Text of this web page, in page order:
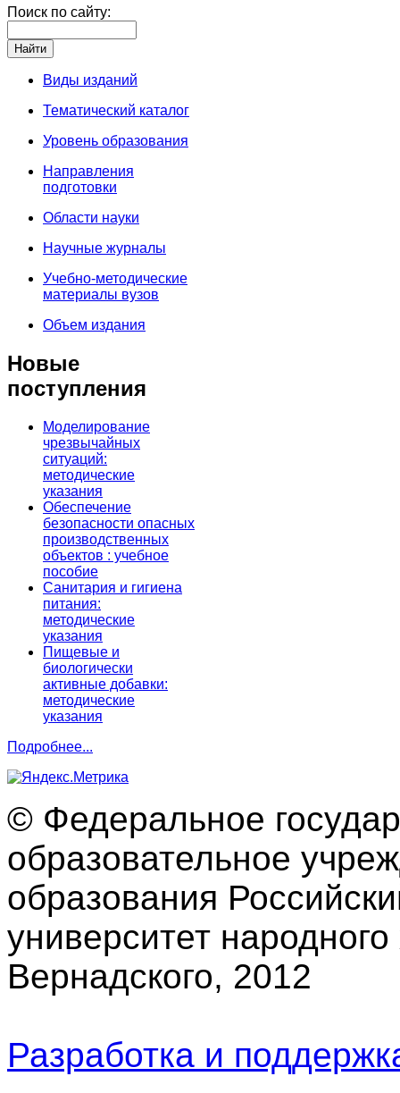
Поиск по сайту:
Виды изданий
Тематический каталог
Уровень образования
Направления
подготовки
Области науки
Научные журналы
Учебно-методические
материалы вузов
Объем издания
Новые
поступления
Моделирование
чрезвычайных
ситуаций:
методические
указания
Обеспечение
безопасности опасных
производственных
объектов : учебное
пособие
Санитария и гигиена
питания:
методические
указания
Пищевые и
биологически
активные добавки:
методические
указания
Подробнее...
© Федеральное
образовательное
образования
университет
Вернадского, 2012
Разработка и